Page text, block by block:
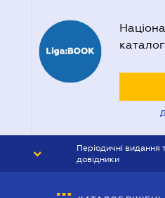
Періодичні видання
довідники